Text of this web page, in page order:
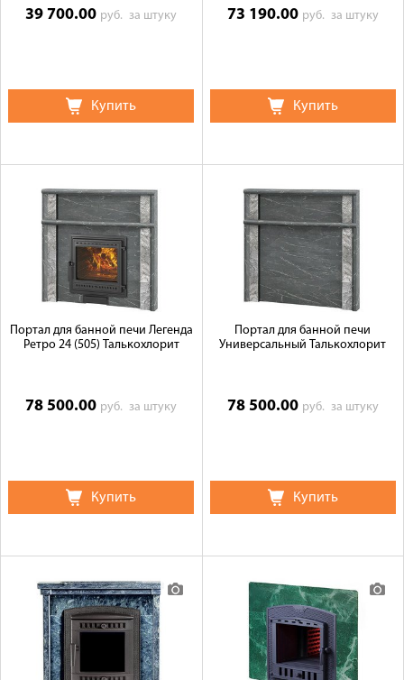
39 700.00 руб.за штуку
Купить
73 190.00 руб. за штуку
Купить
Портал для банной печи Легенда
Ретро 24 (505) Талькохлорит
78 500.00 руб.за штуку
Купить
Портал для банной печи
Универсальный Талькохлорит
78 500.00 руб. за штуку
Купить